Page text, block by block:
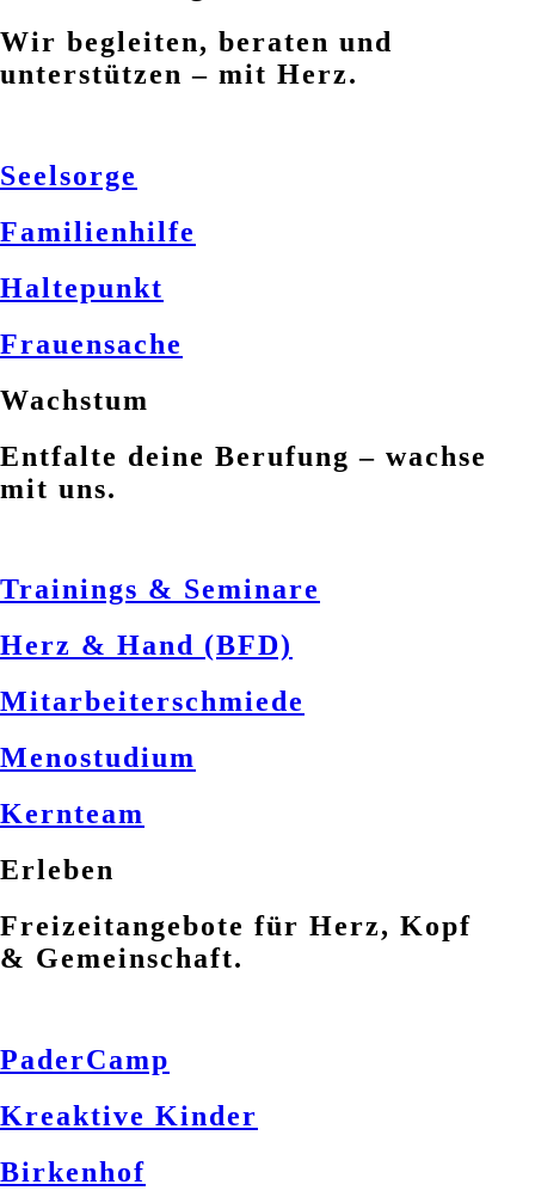
Wir begleiten, beraten und
unterstützen – mit Herz.
Seelsorge
Familienhilfe
Haltepunkt
Frauensache
Wachstum
Entfalte deine Berufung – wachse
mit uns.
Trainings & Seminare
Herz & Hand (BFD)
Mitarbeiterschmiede
Menostudium
Kernteam
Erleben
Freizeitangebote für Herz, Kopf
& Gemeinschaft.
PaderCamp
Kreaktive Kinder
Birkenhof